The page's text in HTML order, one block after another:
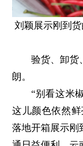
刘颖展示刚到
验货、卸货
朗。
“别看这米
这儿颜色依然
落地开箱展示刚